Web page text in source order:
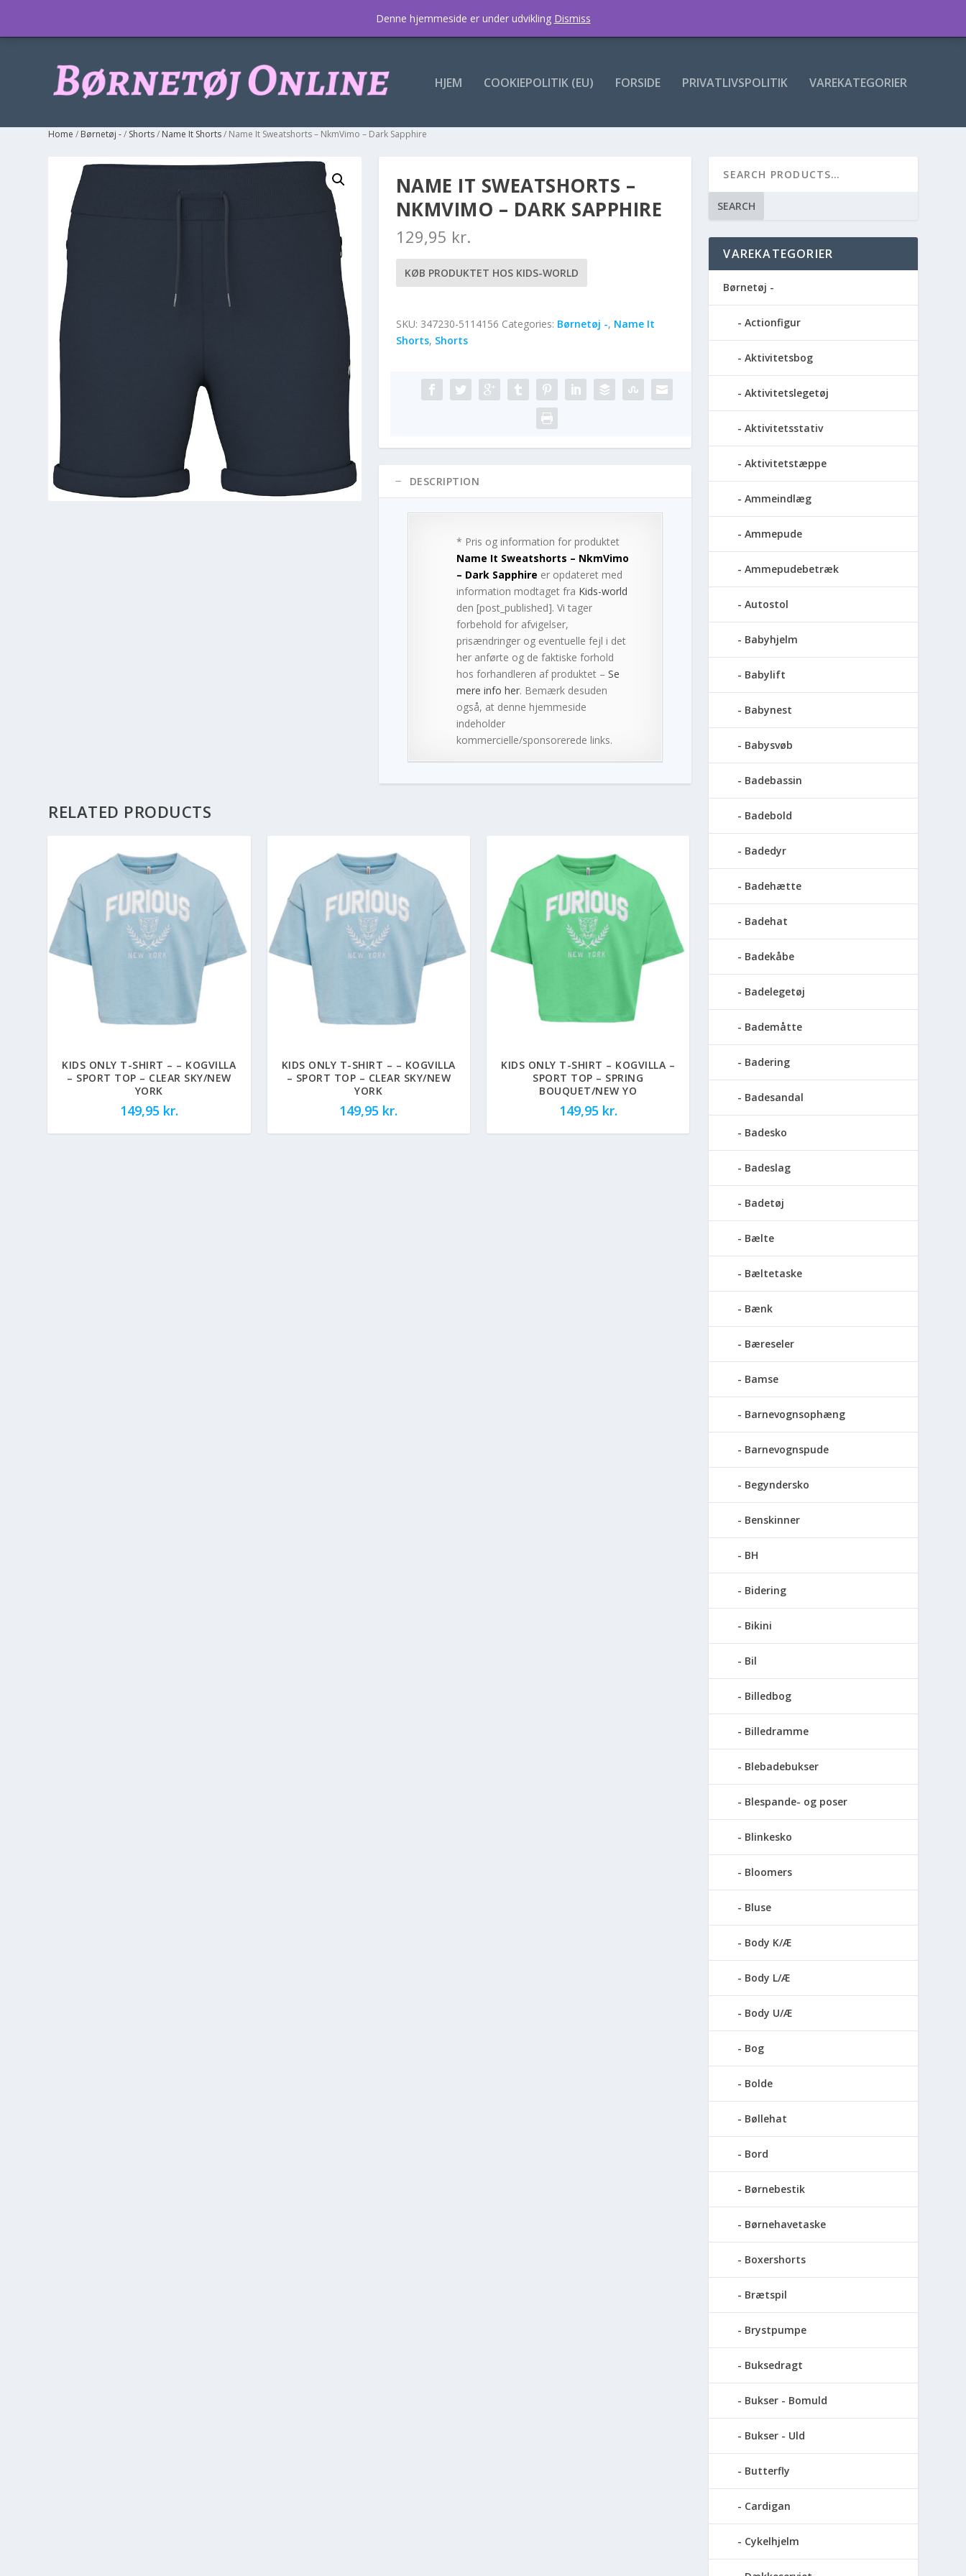
HJEM COOKIEPOLITIK (EU) FORSIDE PRIVATLIVSPOLITIK VAREKATEGORIER
Home / Børnetøj -/ Shorts/ Name It Shorts/ Name It Sweatshorts – NkmVimo – Dark Sapphire
NAME IT SWEATSHORTS –
NKMVIMO – DARK SAPPHIRE
129,95 kr.
KØB PRODUKTET HOS KIDS-WORLD
SKU: 347230-5114156 Categories: Børnetøj -, Name It
Shorts, Shorts
DESCRIPTION
* Pris og information for produktet
Name It Sweatshorts – NkmVimo
– Dark Sapphire er opdateret med
information modtaget fra Kids-world
den [post_published]. Vi tager
forbehold for afvigelser,
prisændringer og eventuelle fejl i det
her anførte og de faktiske forhold
hos forhandleren af produktet – Se
mere info her. Bemærk desuden
også, at denne hjemmeside
indeholder
kommercielle/sponsorerede links.
RELATED PRODUCTS
KIDS ONLY T-SHIRT – – KOGVILLA
– SPORT TOP – CLEAR SKY/NEW
YORK
149,95 kr.
KIDS ONLY T-SHIRT – – KOGVILLA
– SPORT TOP – CLEAR SKY/NEW
YORK
149,95 kr.
KIDS ONLY T-SHIRT – KOGVILLA –
SPORT TOP – SPRING
BOUQUET/NEW YO
149,95 kr.
SEARCH
VAREKATEGORIER
Børnetøj -
Actionfigur
Aktivitetsbog
Aktivitetslegetøj
Aktivitetsstativ
Aktivitetstæppe
Ammeindlæg
Ammepude
Ammepudebetræk
Autostol
Babyhjelm
Babylift
Babynest
Babysvøb
Badebassin
Badebold
Badedyr
Badehætte
Badehat
Badekåbe
Badelegetøj
Bademåtte
Badering
Badesandal
Badesko
Badeslag
Badetøj
Bælte
Bæltetaske
Bænk
Bæreseler
Bamse
Barnevognsophæng
Barnevognspude
Begyndersko
Benskinner
BH
Bidering
Bikini
Bil
Billedbog
Billedramme
Blebadebukser
Blespande- og poser
Blinkesko
Bloomers
Bluse
Body K/Æ
Body L/Æ
Body U/Æ
Bog
Bolde
Bøllehat
Bord
Børnebestik
Børnehavetaske
Boxershorts
Brætspil
Brystpumpe
Buksedragt
Bukser - Bomuld
Bukser - Uld
Butterfly
Cardigan
Cykelhjelm
Denne hjemmeside er under udvikling Dismiss